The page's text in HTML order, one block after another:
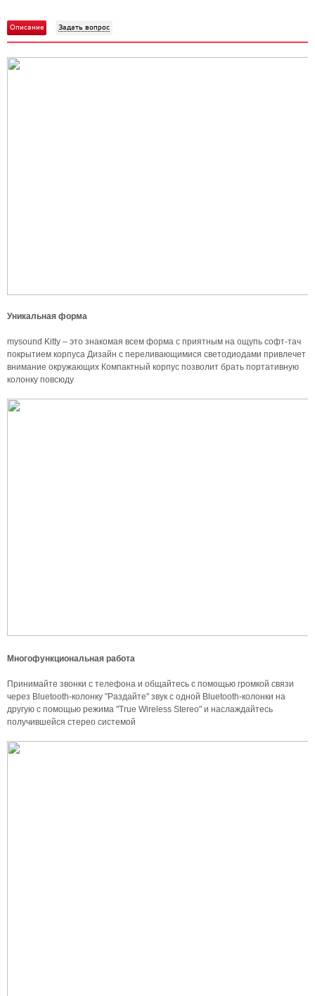
Описание Задать вопрос
Уникальная форма
mysound Kitty – это знакомая всем форма с приятным на ощупь софт-тач
покрытием корпуса Дизайн с переливающимися светодиодами привлечет
внимание окружающих Компактный корпус позволит брать портативную
колонку повсюду
Многофункциональная работа
Принимайте звонки с телефона и общайтесь с помощью громкой связи
через Bluetooth-колонку "Раздайте" звук с одной Bluetooth-колонки на
другую с помощью режима "True Wireless Stereo" и наслаждайтесь
получившейся стерео системой